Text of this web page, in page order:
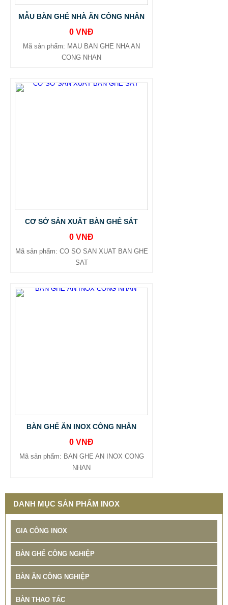
MẪU BÀN GHẾ NHÀ ĂN CÔNG NHÂN
0 VNĐ
Mã sản phẩm: MAU BAN GHE NHA AN
CONG NHAN
CƠ SỞ SẢN XUẤT BÀN GHẾ SẮT
0 VNĐ
Mã sản phẩm: CO SO SAN XUAT BAN GHE
SAT
BÀN GHẾ ĂN INOX CÔNG NHÂN
0 VNĐ
Mã sản phẩm: BAN GHE AN INOX CONG
NHAN
DANH MỤC SẢN PHẨM INOX
GIA CÔNG INOX
BÀN GHẾ CÔNG NGHIỆP
BÀN ĂN CÔNG NGHIỆP
BÀN THAO TÁC